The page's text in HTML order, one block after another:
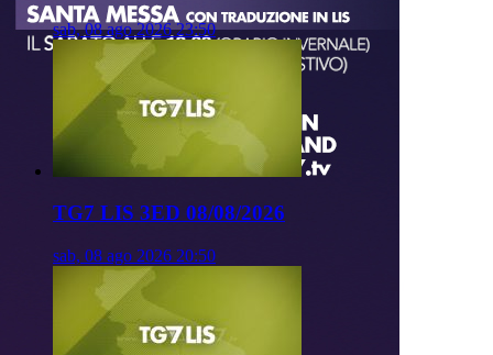
sab, 08 ago 2026 23:50
TG7 LIS 3ED 08/08/2026
sab, 08 ago 2026 20:50